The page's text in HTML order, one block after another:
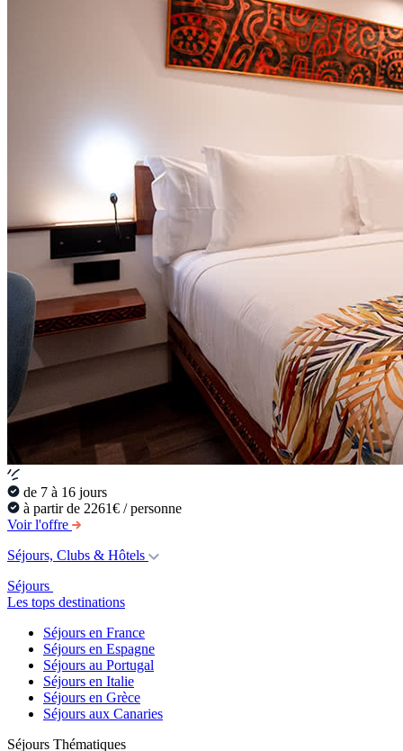
de 7 à 16 jours
à partir de 2261€ / personne
Voir l'offre
Séjours, Clubs & Hôtels
Séjours
Les tops destinations
Séjours en France
Séjours en Espagne
Séjours au Portugal
Séjours en Italie
Séjours en Grèce
Séjours aux Canaries
Séjours Thématiques